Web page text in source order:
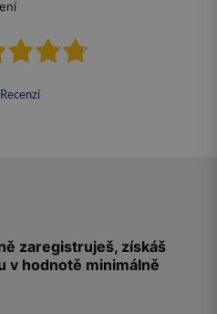
recenzí
zaregistruješ, získáš
v hodnotě minimálně